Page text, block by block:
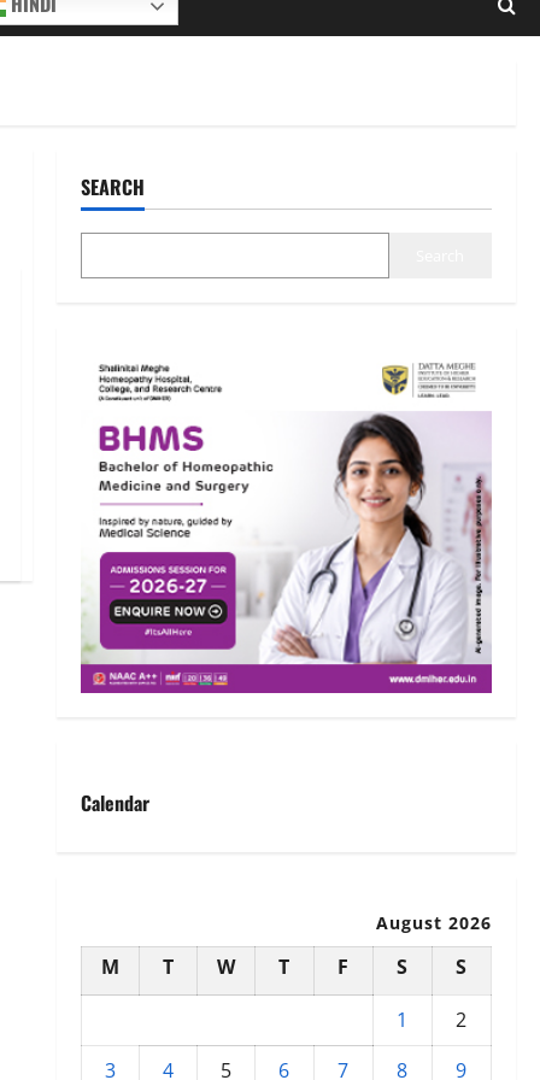
SEARCH
Calendar
August 2026
M T W T F S
S
1
2
3
4 5 6 7 8
9